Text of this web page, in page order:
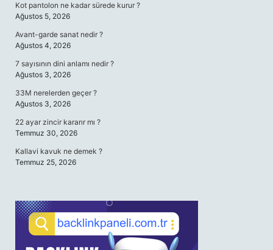
Kot pantolon ne kadar sürede kurur ?
Ağustos 5, 2026
Avant-garde sanat nedir ?
Ağustos 4, 2026
7 sayısının dini anlamı nedir ?
Ağustos 3, 2026
33M nerelerden geçer ?
Ağustos 3, 2026
22 ayar zincir kararır mı ?
Temmuz 30, 2026
Kallavi kavuk ne demek ?
Temmuz 25, 2026